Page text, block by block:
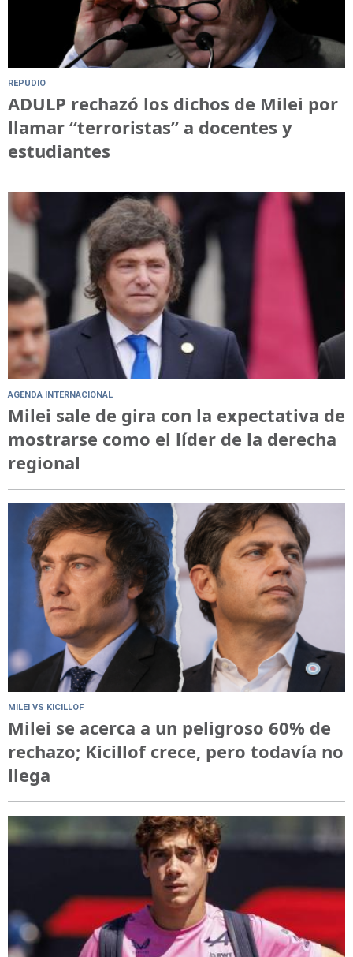
REPUDIO
ADULP rechazó los dichos de Milei por
llamar “terroristas” a docentes y
estudiantes
AGENDA INTERNACIONAL
Milei sale de gira con la expectativa de
mostrarse como el líder de la derecha
regional
MILEI VS KICILLOF
Milei se acerca a un peligroso 60% de
rechazo; Kicillof crece, pero todavía no
llega